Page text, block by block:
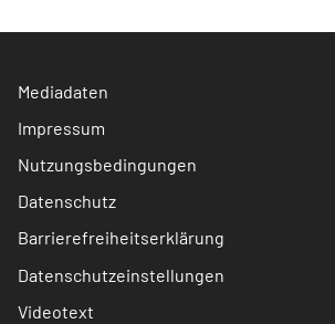
Mediadaten
Impressum
Nutzungsbedingungen
Datenschutz
Barrierefreiheitserklärung
Datenschutzeinstellungen
Videotext